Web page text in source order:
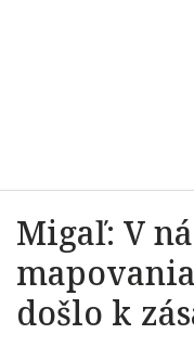
Migaľ: V
došlo k